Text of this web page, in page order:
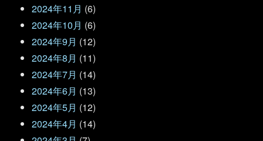
2024年11月 (6)
2024年10月 (6)
2024年9月 (12)
2024年8月 (11)
2024年7月 (14)
2024年6月 (13)
2024年5月 (12)
2024年4月 (14)